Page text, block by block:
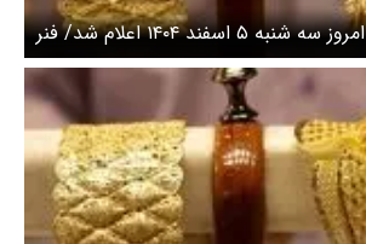
قیمت طلا ۲۴ عیار امروز سه شنبه ۵ اسفند ۱۴۰۴ اعلام شد/ فنر